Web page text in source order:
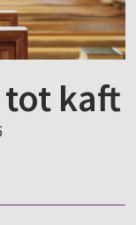
tot kaft